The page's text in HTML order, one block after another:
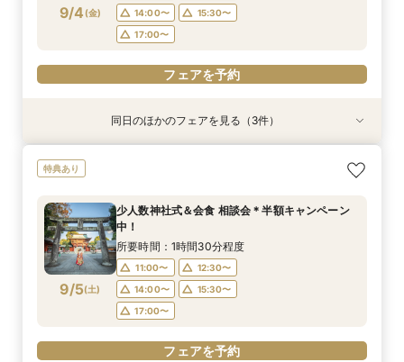
フェアを予約
フェアを予約
フェアを予約
9/4 (金)
14:00〜
15:30〜
17:00〜
フェアを予約
9/4(金)
【少人数専門】家族に感謝を伝える結婚式＆会食
14:00〜
15:30〜
17:00〜
フェアを予約
9/4(金)
14:00〜
15:30〜
17:00〜
フェアを予約
9/4(金)
大人気！リゾートウエディング相談会（沖縄、北
フェアを予約
同日のほかのフェアを見る（3件）
特典あり
9/5(土)
少人数神社式＆会食 相談会＊半額キャンペーン
中！
所要時間：1時間30分程度
11:00〜
12:30〜
14:00〜
15:30〜
17:00〜
フェアを予約